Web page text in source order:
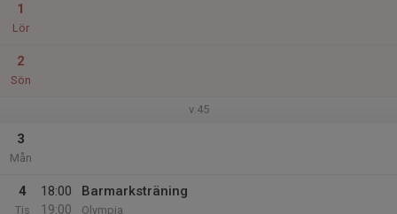
1
Lör
2
Sön
v.45
3
Mån
4
Tis
18:00
19:00
Barmarksträning
Olympia